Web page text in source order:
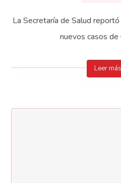
La Secretaría de Salud
nuevos casos de
Leer más